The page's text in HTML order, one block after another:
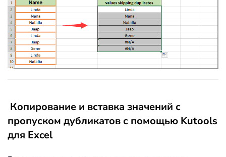
Копирование и вставка значений с
пропуском дубликатов с помощью Kutools
для Excel